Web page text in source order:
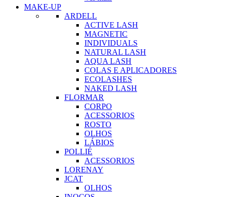
MAKE-UP
ARDELL
ACTIVE LASH
MAGNETIC
INDIVIDUALS
NATURAL LASH
AQUA LASH
COLAS E APLICADORES
ECOLASHES
NAKED LASH
FLORMAR
CORPO
ACESSORIOS
ROSTO
OLHOS
LÁBIOS
POLLIÉ
ACESSORIOS
LORENAY
JCAT
OLHOS